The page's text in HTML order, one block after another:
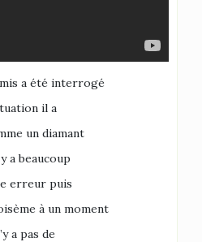
a été interrogé
il a
un diamant
a beaucoup
erreur puis
à un moment
a pas de